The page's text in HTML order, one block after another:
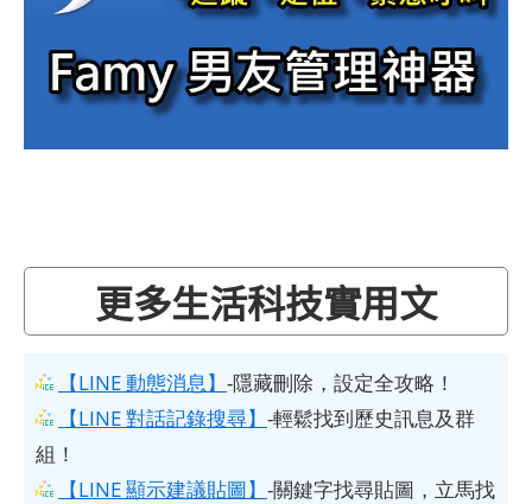
更多生活科技實用文
【LINE 動態消息】 -隱藏刪除，設定全攻略！
【LINE 對話記錄搜尋】 -輕鬆找到歷史訊息及群
組！
【LINE 顯示建議貼圖】 -關鍵字找尋貼圖，立馬找